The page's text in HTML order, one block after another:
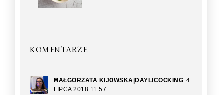
KOMENTARZE
MAŁGORZATA KIJOWSKA|DAYLICOOKING 4
LIPCA 2018 11:57